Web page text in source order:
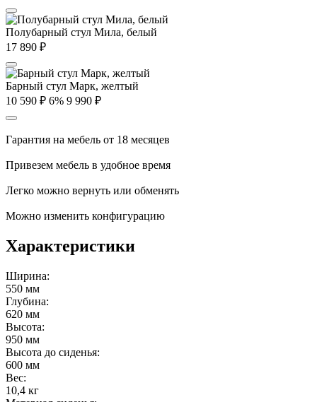
Полубарный стул Мила, белый
17 890 ₽
Барный стул Марк, желтый
10 590 ₽ 6% 9 990 ₽
Гарантия на мебель от 18 месяцев
Привезем мебель в удобное время
Легко можно вернуть или обменять
Можно изменить конфигурацию
Характеристики
Ширина:
550 мм
Глубина:
620 мм
Высота:
950 мм
Высота до сиденья:
600 мм
Вес:
10,4 кг